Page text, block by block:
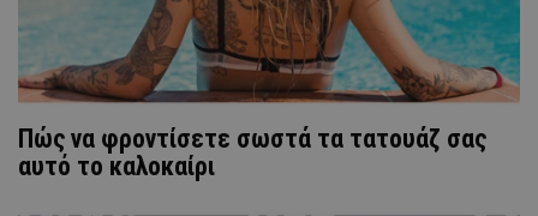
Πώς να φροντίσετε σωστά τα τατουάζ σας
αυτό το καλοκαίρι